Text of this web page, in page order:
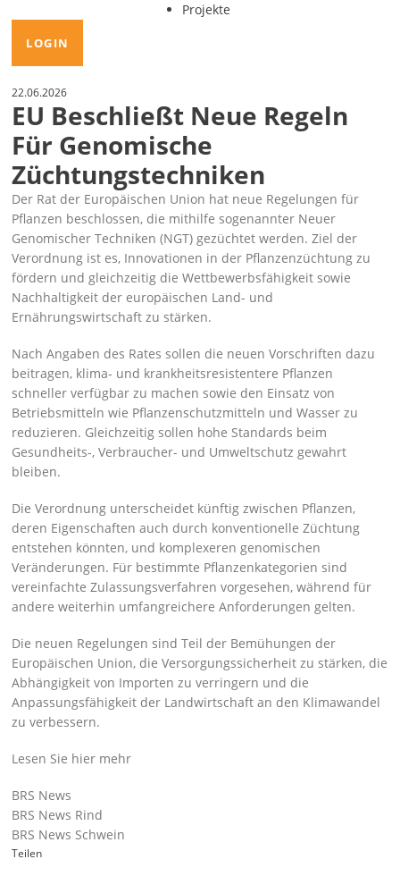
Projekte
LOGIN
22.06.2026
EU Beschließt Neue Regeln
Für Genomische
Züchtungstechniken
Der Rat der Europäischen Union hat neue Regelungen für
Pflanzen beschlossen, die mithilfe sogenannter Neuer
Genomischer Techniken (NGT) gezüchtet werden. Ziel der
Verordnung ist es, Innovationen in der Pflanzenzüchtung zu
fördern und gleichzeitig die Wettbewerbsfähigkeit sowie
Nachhaltigkeit der europäischen Land- und
Ernährungswirtschaft zu stärken.
Nach Angaben des Rates sollen die neuen Vorschriften dazu
beitragen, klima- und krankheitsresistentere Pflanzen
schneller verfügbar zu machen sowie den Einsatz von
Betriebsmitteln wie Pflanzenschutzmitteln und Wasser zu
reduzieren. Gleichzeitig sollen hohe Standards beim
Gesundheits-, Verbraucher- und Umweltschutz gewahrt
bleiben.
Die Verordnung unterscheidet künftig zwischen Pflanzen,
deren Eigenschaften auch durch konventionelle Züchtung
entstehen könnten, und komplexeren genomischen
Veränderungen. Für bestimmte Pflanzenkategorien sind
vereinfachte Zulassungsverfahren vorgesehen, während für
andere weiterhin umfangreichere Anforderungen gelten.
Die neuen Regelungen sind Teil der Bemühungen der
Europäischen Union, die Versorgungssicherheit zu stärken, die
Abhängigkeit von Importen zu verringern und die
Anpassungsfähigkeit der Landwirtschaft an den Klimawandel
zu verbessern.
Lesen Sie hier mehr
BRS News
BRS News Rind
BRS News Schwein
Teilen